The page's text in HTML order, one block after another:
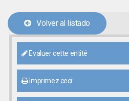
Volver al listado
Evaluer cette entité
Imprimez ceci